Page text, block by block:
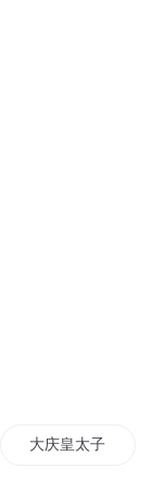
大庆皇太子